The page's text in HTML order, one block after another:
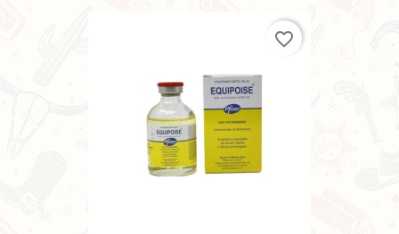
favorite_border